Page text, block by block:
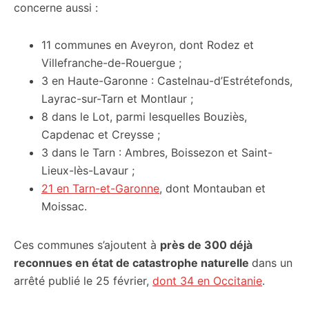
concerne aussi :
11 communes en Aveyron, dont Rodez et
Villefranche-de-Rouergue ;
3 en Haute-Garonne : Castelnau-d’Estrétefonds,
Layrac-sur-Tarn et Montlaur ;
8 dans le Lot, parmi lesquelles Bouziès,
Capdenac et Creysse ;
3 dans le Tarn : Ambres, Boissezon et Saint-
Lieux-lès-Lavaur ;
21 en Tarn-et-Garonne, dont Montauban et
Moissac.
Ces communes s’ajoutent à près de 300 déjà
reconnues en état de catastrophe naturelle dans un
arrêté publié le 25 février, dont 34 en Occitanie.